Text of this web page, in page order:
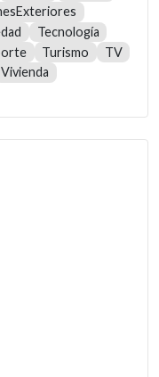
Tecnología
Turismo
TV
Vivienda